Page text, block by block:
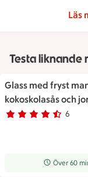
Läs
Testa liknande
Glass med fryst
kokoskolasås och
Betyg 4.3 av 5. 6
6 personer har röstat
Receptet tar
Över 60